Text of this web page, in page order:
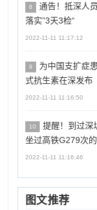
8
通告！抵深人
落实”3天3检“
2022-11-11 11:17:12
9
为中国支扩症
式抗生素在深发布
2022-11-11 11:16:50
10
提醒！到过深
坐过高铁G279次
2022-11-11 11:16:46
图文推荐